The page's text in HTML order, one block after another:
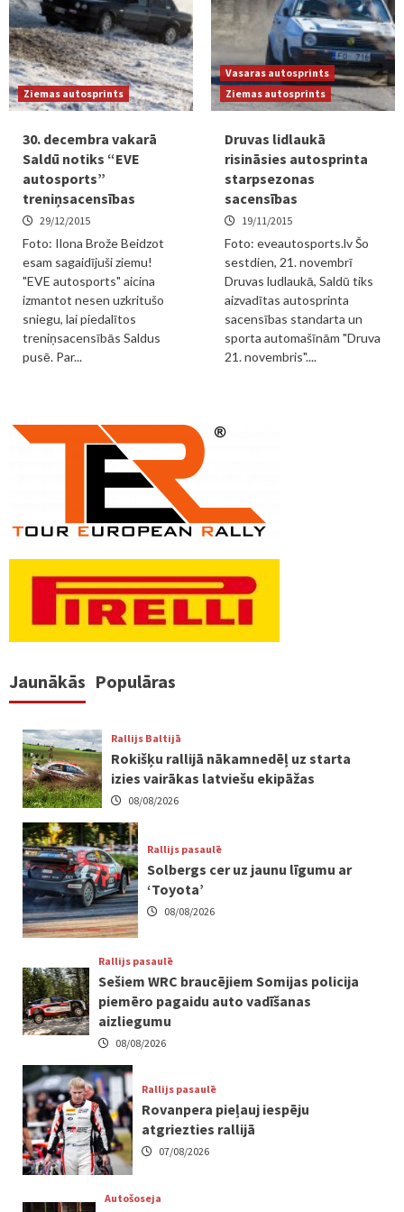
Ziemas autosprints
30. decembra vakarā
Saldū notiks “EVE
autosports”
treniņsacensības
29/12/2015
Foto: Ilona Brože Beidzot
esam sagaidījuši ziemu!
"EVE autosports" aicina
izmantot nesen uzkritušo
sniegu, lai piedalītos
treniņsacensībās Saldus
pusē. Par...
Vasaras autosprints
Ziemas autosprints
Druvas lidlaukā
risināsies autosprinta
starpsezonas
sacensības
19/11/2015
Foto: eveautosports.lv Šo
sestdien, 21. novembrī
Druvas ludlaukā, Saldū tiks
aizvadītas autosprinta
sacensības standarta un
sporta automašīnām "Druva
21. novembris"....
Jaunākās Populāras
Rallijs Baltijā
Rokišķu rallijā nākamnedēļ uz starta
izies vairākas latviešu ekipāžas
08/08/2026
Rallijs pasaulē
Solbergs cer uz jaunu līgumu ar
‘Toyota’
08/08/2026
Rallijs pasaulē
Sešiem WRC braucējiem Somijas policija
piemēro pagaidu auto vadīšanas
aizliegumu
08/08/2026
Rallijs pasaulē
Rovanpera pieļauj iespēju
atgriezties rallijā
07/08/2026
Autošoseja